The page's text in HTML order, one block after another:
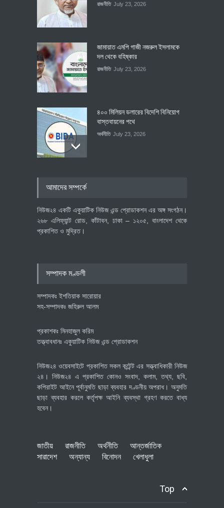
রাজনীতি July 23, 2026
জামায়াত এমপি গাজী নজরুল ইসলামকে
দল থেকে বহিষ্কার
রাজনীতি July 23, 2026
৪০০ মিলিয়ন ডলারের বিদেশি বিনিয়োগ
বাস্তবায়নের পথে
অর্থনীতি July 23, 2026
আমাদের সম্পর্কে
নিউজ২৪ একটি একুয়াটিক নিউজ এন্ড প্রোডাকশন এর অঙ্গ সংগঠন।
২৬৮ এলিফ্যান্ট রোড, কাঁটাবন, ঢাকা – ১২০৫, বাংলাদেশ থেকে
প্রকাশিত ও মুদ্রিত।
সম্পাদক মণ্ডলী
সম্পাদকঃ ইশতিয়াক সারোয়ার
সহ-সম্পাদকঃ জহিরুল আলম
প্রকাশকঃ মিনহাজুল করিম
তত্ত্বাবধানঃ একুয়াটিক নিউজ এন্ড প্রোডাকশন
নিউজ২৪ ওয়েবসাইটে প্রকাশিত সকল কন্টেন্ট এর সত্ত্বাধিকারী নিউজ
২৪। নিউজ২৪ এ প্রকাশিত কোনও সংবাদ, কলাম, তথ্য, ছবি,
কপিরাইট আইনে পূর্বানুমতি ছাড়া ব্যবহার দণ্ডনীয় অপরাধ। অনুমতি
ছাড়া ব্যবহার করলে কর্তৃপক্ষ আইনি ব্যবস্থা গ্রহণ করতে বাধ্য
হবেন।
জাতীয় রাজনীতি অর্থনীতি
আন্তর্জাতিক
সারাদেশ
অন্যান্য বিনোদন খেলাধুলা
Top